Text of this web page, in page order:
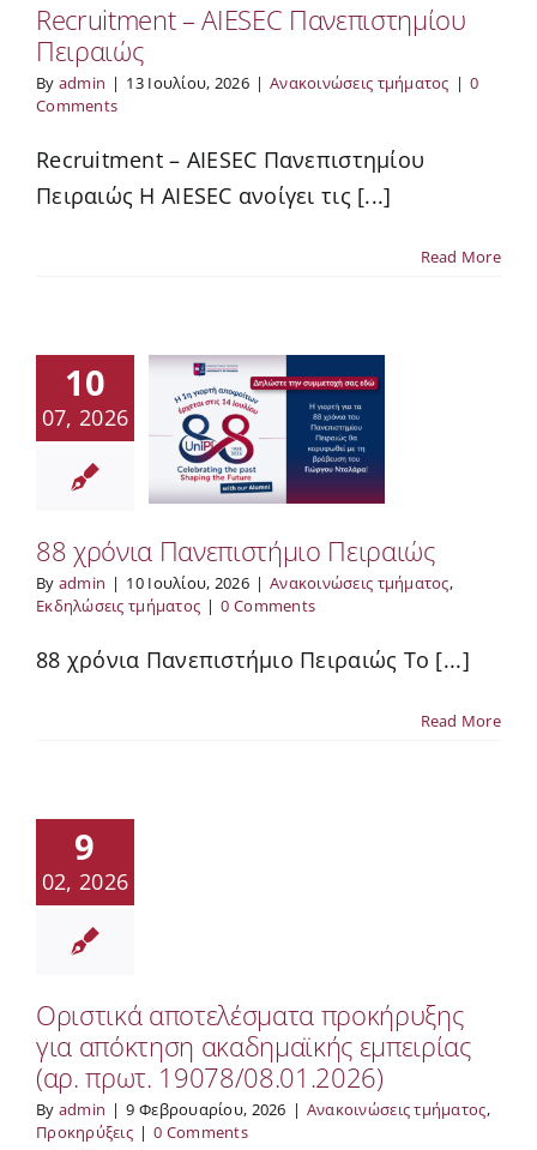
Recruitment – AIESEC Πανεπιστημίου
Πειραιώς
By admin | 13 Ιουλίου, 2026 | Ανακοινώσεις τμήματος | 0
Comments
Recruitment – AIESEC Πανεπιστημίου
Πειραιώς Η AIESEC ανοίγει τις [...]
Read More
10
07, 2026
88 χρόνια Πανεπιστήμιο Πειραιώς
By admin | 10 Ιουλίου, 2026 | Ανακοινώσεις τμήματος,
Εκδηλώσεις τμήματος | 0 Comments
88 χρόνια Πανεπιστήμιο Πειραιώς Το [...]
Read More
9
02, 2026
Οριστικά αποτελέσματα προκήρυξης
για απόκτηση ακαδημαϊκής εμπειρίας
(αρ. πρωτ. 19078/08.01.2026)
By admin | 9 Φεβρουαρίου, 2026 | Ανακοινώσεις τμήματος,
Προκηρύξεις | 0 Comments